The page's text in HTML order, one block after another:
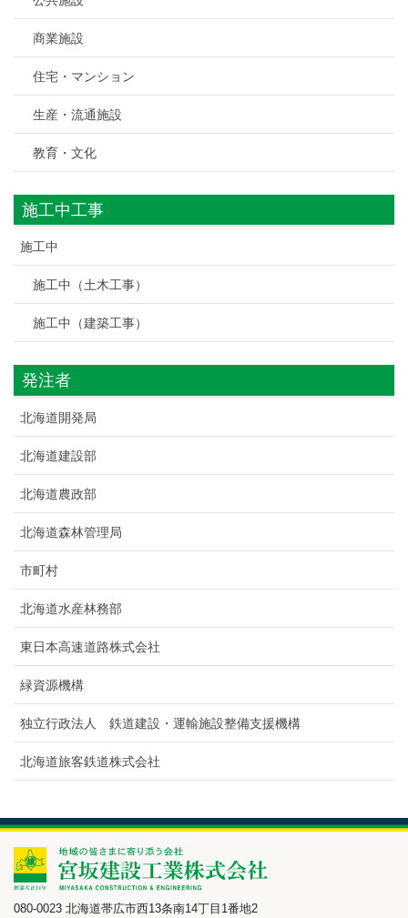
商業施設
住宅・マンション
生産・流通施設
教育・文化
施工中工事
施工中
施工中（土木工事）
施工中（建築工事）
発注者
北海道開発局
北海道建設部
北海道農政部
北海道森林管理局
市町村
北海道水産林務部
東日本高速道路株式会社
緑資源機構
独立行政法人 鉄道建設・運輸施設整備支援機構
北海道旅客鉄道株式会社
080-0023 北海道帯広市西13条南14丁目1番地2